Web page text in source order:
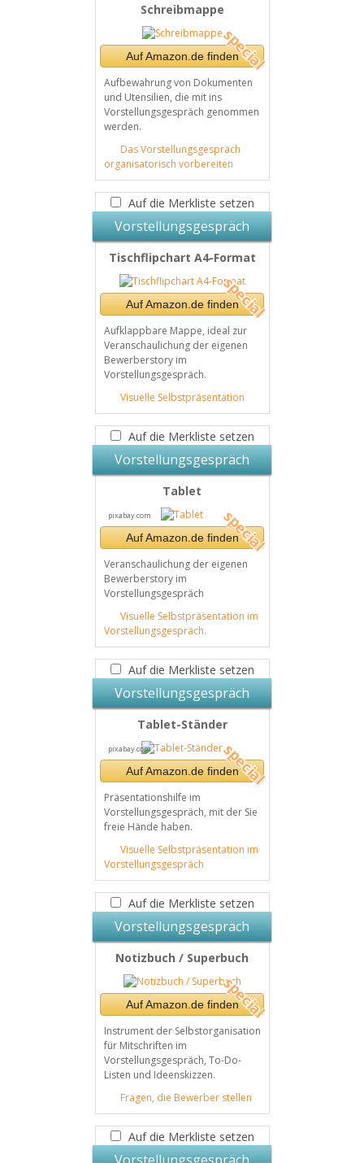
Schreibmappe
Auf Amazon.de finden
Aufbewahrung von Dokumenten
und Utensilien, die mit ins
Vorstellungsgespräch genommen
werden.
Das Vorstellungsgespräch
organisatorisch vorbereiten
Auf die Merkliste setzen
Vorstellungsgespräch
Tischflipchart A4-Format
Auf Amazon.de finden
Aufklappbare Mappe, ideal zur
Veranschaulichung der eigenen
Bewerberstory im
Vorstellungsgespräch.
Visuelle Selbstpräsentation
Auf die Merkliste setzen
Vorstellungsgespräch
Tablet
pixabay.com
Auf Amazon.de finden
Veranschaulichung der eigenen
Bewerberstory im
Vorstellungsgespräch
Visuelle Selbstpräsentation im
Vorstellungsgespräch.
Auf die Merkliste setzen
Vorstellungsgespräch
Tablet-Ständer
pixabay.com
Auf Amazon.de finden
Präsentationshilfe im
Vorstellungsgespräch, mit der Sie
freie Hände haben.
Visuelle Selbstpräsentation im
Vorstellungsgespräch
Auf die Merkliste setzen
Vorstellungsgespräch
Notizbuch / Superbuch
Auf Amazon.de finden
Instrument der Selbstorganisation
für Mitschriften im
Vorstellungsgespräch, To-Do-
Listen und Ideenskizzen.
Fragen, die Bewerber stellen
Auf die Merkliste setzen